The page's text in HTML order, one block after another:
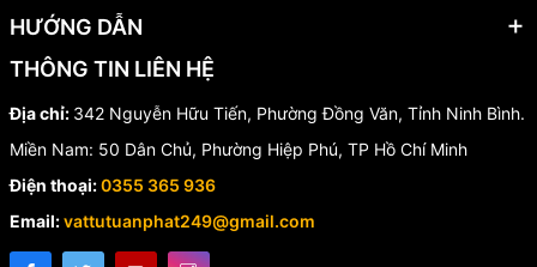
HƯỚNG DẪN
THÔNG TIN LIÊN HỆ
Địa chỉ: 342 Nguyễn Hữu Tiến, Phường Đồng Văn, Tỉnh Ninh Bình.
Miền Nam: 50 Dân Chủ, Phường Hiệp Phú, TP Hồ Chí Minh
Điện thoại:0355 365 936
Email:vattutuanphat249@gmail.com